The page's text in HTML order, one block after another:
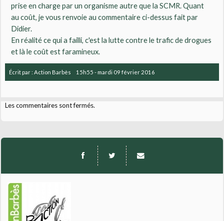
prise en charge par un organisme autre que la SCMR. Quant
au coût, je vous renvoie au commentaire ci-dessus fait par
Didier.
En réalité ce qui a failli, c'est la lutte contre le trafic de drogues
et là le coût est faramineux.
Écrit par : Action Barbès 15h55 - mardi 09 février 2016
Les commentaires sont fermés.